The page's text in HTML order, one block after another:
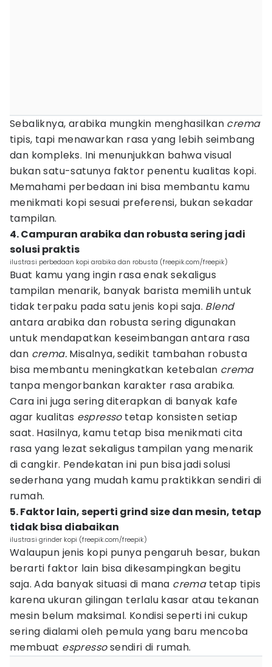
Sebaliknya, arabika mungkin menghasilkan crema
tipis, tapi menawarkan rasa yang lebih seimbang
dan kompleks. Ini menunjukkan bahwa visual
bukan satu-satunya faktor penentu kualitas kopi.
Memahami perbedaan ini bisa membantu kamu
menikmati kopi sesuai preferensi, bukan sekadar
tampilan.
4. Campuran arabika dan robusta sering jadi
solusi praktis
ilustrasi perbedaan kopi arabika dan robusta (freepik.com/freepik)
Buat kamu yang ingin rasa enak sekaligus
tampilan menarik, banyak barista memilih untuk
tidak terpaku pada satu jenis kopi saja. Blend
antara arabika dan robusta sering digunakan
untuk mendapatkan keseimbangan antara rasa
dan crema. Misalnya, sedikit tambahan robusta
bisa membantu meningkatkan ketebalan crema
tanpa mengorbankan karakter rasa arabika.
Cara ini juga sering diterapkan di banyak kafe
agar kualitas espressotetap konsisten setiap
saat. Hasilnya, kamu tetap bisa menikmati cita
rasa yang lezat sekaligus tampilan yang menarik
di cangkir. Pendekatan ini pun bisa jadi solusi
sederhana yang mudah kamu praktikkan sendiri di
rumah.
5. Faktor lain, seperti grind size dan mesin, tetap
tidak bisa diabaikan
ilustrasi grinder kopi (freepik.com/freepik)
Walaupun jenis kopi punya pengaruh besar, bukan
berarti faktor lain bisa dikesampingkan begitu
saja. Ada banyak situasi di mana crema tetap tipis
karena ukuran gilingan terlalu kasar atau tekanan
mesin belum maksimal. Kondisi seperti ini cukup
sering dialami oleh pemula yang baru mencoba
membuat espressosendiri di rumah.